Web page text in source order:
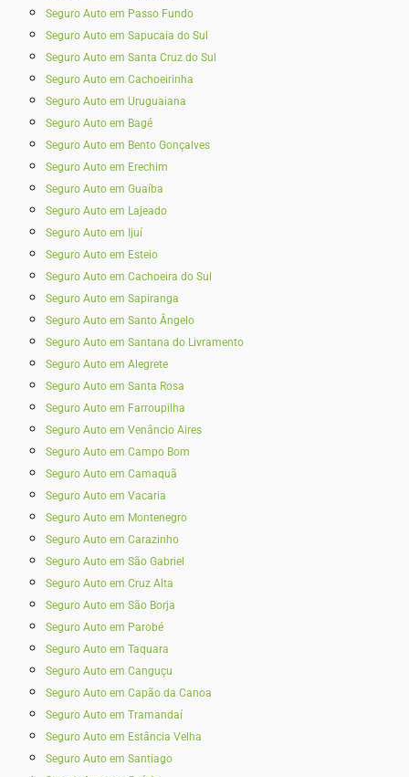
Seguro Auto em Passo Fundo
Seguro Auto em Sapucaia do Sul
Seguro Auto em Santa Cruz do Sul
Seguro Auto em Cachoeirinha
Seguro Auto em Uruguaiana
Seguro Auto em Bagé
Seguro Auto em Bento Gonçalves
Seguro Auto em Erechim
Seguro Auto em Guaíba
Seguro Auto em Lajeado
Seguro Auto em Ijuí
Seguro Auto em Esteio
Seguro Auto em Cachoeira do Sul
Seguro Auto em Sapiranga
Seguro Auto em Santo Ângelo
Seguro Auto em Santana do Livramento
Seguro Auto em Alegrete
Seguro Auto em Santa Rosa
Seguro Auto em Farroupilha
Seguro Auto em Venâncio Aires
Seguro Auto em Campo Bom
Seguro Auto em Camaquã
Seguro Auto em Vacaria
Seguro Auto em Montenegro
Seguro Auto em Carazinho
Seguro Auto em São Gabriel
Seguro Auto em Cruz Alta
Seguro Auto em São Borja
Seguro Auto em Parobé
Seguro Auto em Taquara
Seguro Auto em Canguçu
Seguro Auto em Capão da Canoa
Seguro Auto em Tramandaí
Seguro Auto em Estância Velha
Seguro Auto em Santiago